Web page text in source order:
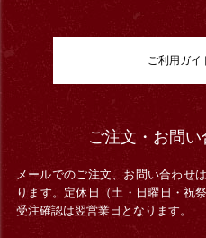
ご利用ガイ
ご注文・お問
メールでのご注文、お問い合わせ
ります。定休日（土・日曜日・祝
受注確認は翌営業日となります。